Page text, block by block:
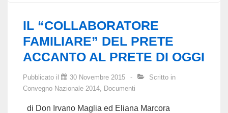
PRETE
ACCANTO
AL
DI
IL “COLLABORATORE
FAMILIARE” DEL PRETE
ACCANTO AL PRETE DI OGGI
Pubblicato il 30 Novembre 2015
Scritto in
Convegno Nazionale 2014, Documenti
di Don Irvano Maglia ed Eliana Marcora